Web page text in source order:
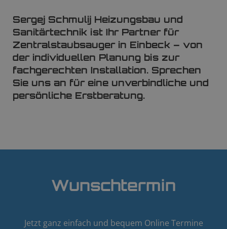
Sergej Schmulij Heizungsbau und
Sanitärtechnik ist Ihr Partner für
Zentralstaubsauger in Einbeck – von
der individuellen Planung bis zur
fachgerechten Installation. Sprechen
Sie uns an für eine unverbindliche und
persönliche Erstberatung.
Wunschtermin
Jetzt ganz einfach und bequem Online Termine